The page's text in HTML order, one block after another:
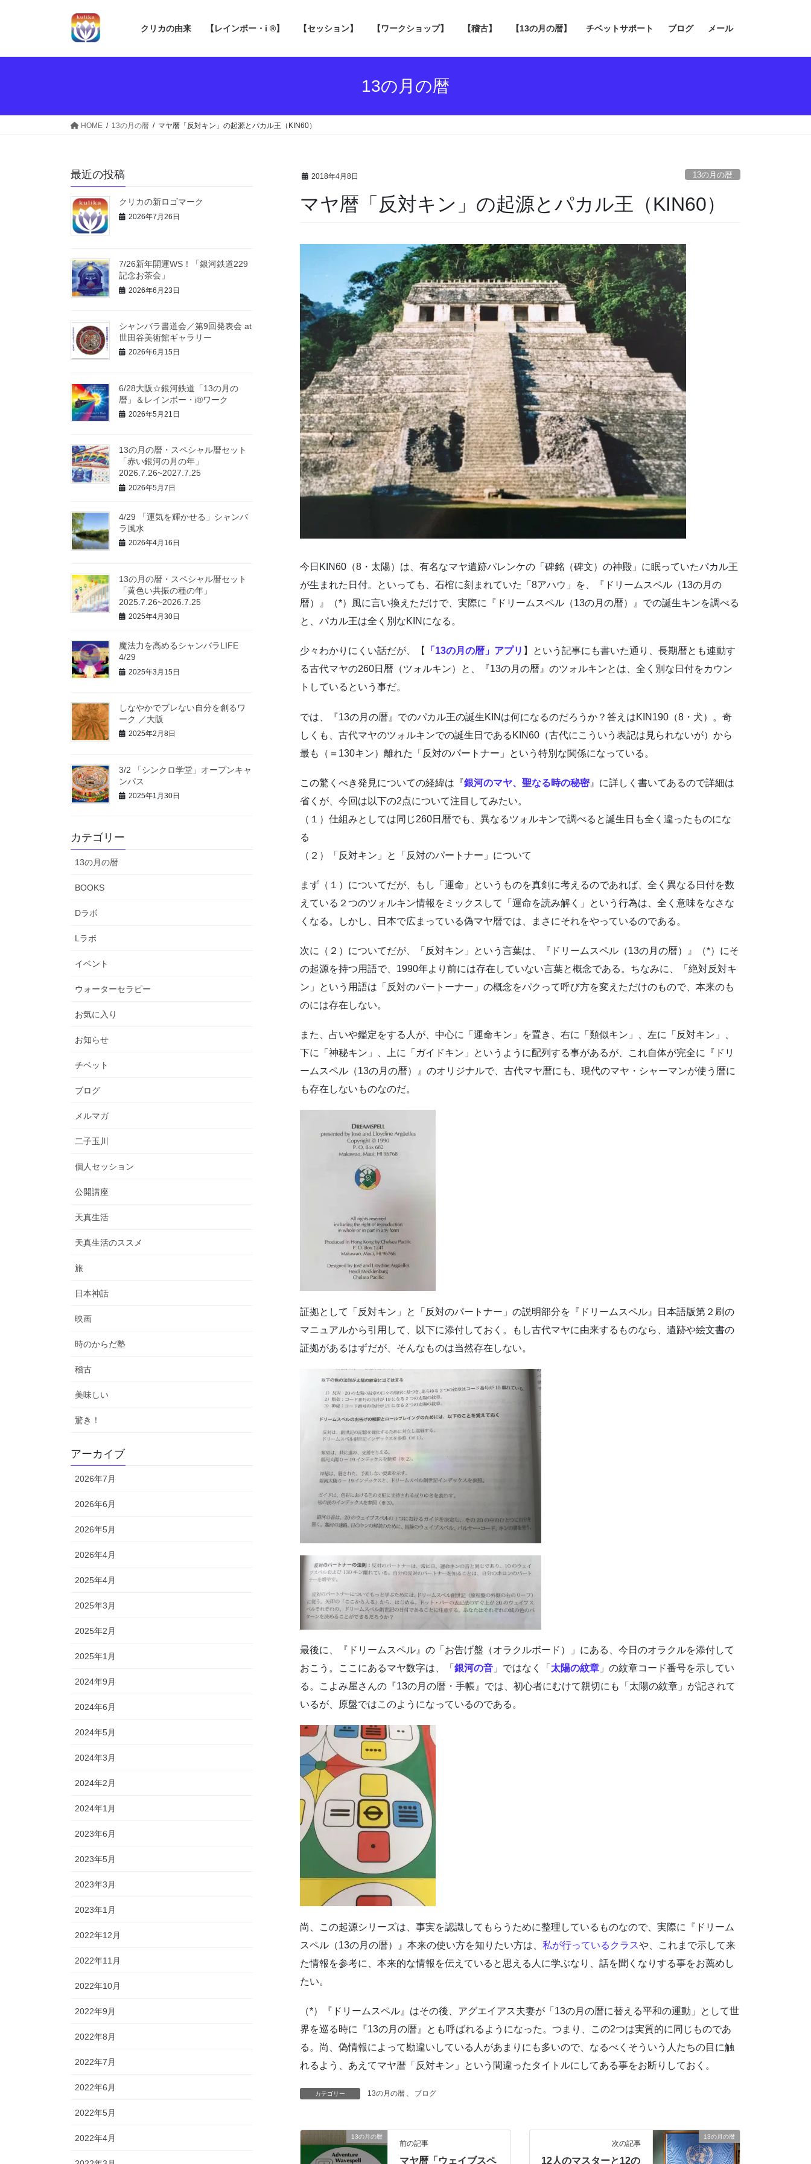
クリカの由来 【レインボー・i ®】 【セッション】 【ワークショップ】 【稽古】 【13の月の暦】 チベットサポート ブログ メール
13の月の暦
HOME 13の月の暦 マヤ暦「反対キン」の起源とパカル王（KIN60）
2018年4月8日 13の月の暦
マヤ暦「反対キン」の起源とパカル王（KIN60）
今日KIN60（8・太陽）は、有名なマヤ遺跡パレンケの「碑銘（碑文）の神殿」に眠っていたパカル王
が生まれた日付。といっても、石棺に刻まれていた「8アハウ」を、『ドリームスペル（13の月の
暦）』（*）風に言い換えただけで、実際に『ドリームスペル（13の月の暦）』での誕生キンを調べる
と、パカル王は全く別なKINになる。
少々わかりにくい話だが、【 「13の月の暦」アプリ 】という記事にも書いた通り、長期暦とも連動す
る古代マヤの260日暦（ツォルキン）と、『13の月の暦』のツォルキンとは、全く別な日付をカウン
トしているという事だ。
では、『13の月の暦』でのパカル王の誕生KINは何になるのだろうか？答えはKIN190（8・犬）。奇
しくも、古代マヤのツォルキンでの誕生日であるKIN60（古代にこういう表記は見られないが）から
最も（＝130キン）離れた「反対のパートナー」という特別な関係になっている。
この驚くべき発見についての経緯は『銀河のマヤ、聖なる時の秘密』に詳しく書いてあるので詳細は
省くが、今回は以下の2点について注目してみたい。
（１）仕組みとしては同じ260日暦でも、異なるツォルキンで調べると誕生日も全く違ったものにな
る
（２）「反対キン」と「反対のパートナー」について
まず（１）についてだが、もし「運命」というものを真剣に考えるのであれば、全く異なる日付を数
えている２つのツォルキン情報をミックスして「運命を読み解く」という行為は、全く意味をなさな
くなる。しかし、日本で広まっている偽マヤ暦では、まさにそれをやっているのである。
次に（２）についてだが、「反対キン」という言葉は、『ドリームスペル（13の月の暦）』（*）にそ
の起源を持つ用語で、1990年より前には存在していない言葉と概念である。ちなみに、「絶対反対キ
ン」という用語は「反対のパートーナー」の概念をパクって呼び方を変えただけのもので、本来のも
のには存在しない。
また、占いや鑑定をする人が、中心に「運命キン」を置き、右に「類似キン」、左に「反対キン」、
下に「神秘キン」、上に「ガイドキン」というように配列する事があるが、これ自体が完全に『ドリ
ームスペル（13の月の暦）』のオリジナルで、古代マヤ暦にも、現代のマヤ・シャーマンが使う暦に
も存在しないものなのだ。
証拠として「反対キン」と「反対のパートナー」の説明部分を『ドリームスペル』日本語版第２刷の
マニュアルから引用して、以下に添付しておく。もし古代マヤに由来するものなら、遺跡や絵文書の
証拠があるはずだが、そんなものは当然存在しない。
最後に、『ドリームスペル』の「お告げ盤（オラクルボード）」にある、今日のオラクルを添付して
おこう。ここにあるマヤ数字は、「 銀河の音 」ではなく「 太陽の紋章 」の紋章コード番号を示してい
る。こよみ屋さんの『13の月の暦・手帳』では、初心者にむけて親切にも「太陽の紋章」が記されて
いるが、原盤ではこのようになっているのである。
尚、この起源シリーズは、事実を認識してもらうために整理しているものなので、実際に『ドリーム
スペル（13の月の暦）』本来の使い方を知りたい方は、 私が行っているクラスや、これまで示して来
た情報を参考に、本来的な情報を伝えていると思える人に学ぶなり、話を聞くなりする事をお薦めし
たい。
（*）『ドリームスペル』はその後、アグエイアス夫妻が「13の月の暦に替える平和の運動」として世
界を巡る時に『13の月の暦』とも呼ばれるようになった。つまり、この2つは実質的に同じものであ
る。尚、偽情報によって勘違いしている人があまりにも多いので、なるべくそういう人たちの目に触
れるよう、あえてマヤ暦「反対キン」という間違ったタイトルにしてある事をお断りしておく。
カテゴリー 13の月の暦 、 ブログ
13の月の暦
前の記事
マヤ暦「ウェイブスペ
13の月の暦
次の記事
12人のマスターと12の
最近の投稿
クリカの新ロゴマーク
2026年7月26日
7/26新年開運WS！「銀河鉄道229
記念お茶会」
2026年6月23日
シャンバラ書道会／第9回発表会 at
世田谷美術館ギャラリー
2026年6月15日
6/28大阪☆銀河鉄道「13の月の
暦」＆レインボー・i®ワーク
2026年5月21日
13の月の暦・スペシャル暦セット
「赤い銀河の月の年」
2026.7.26~2027.7.25
2026年5月7日
4/29 「運気を輝かせる」シャンバ
ラ風水
2026年4月16日
13の月の暦・スペシャル暦セット
「黄色い共振の種の年」
2025.7.26~2026.7.25
2025年4月30日
魔法力を高めるシャンバラLIFE
4/29
2025年3月15日
しなやかでブレない自分を創るワ
ーク ／大阪
2025年2月8日
3/2 「シンクロ学堂」オープンキャ
ンパス
2025年1月30日
カテゴリー
13の月の暦
BOOKS
Dラボ
Lラボ
イベント
ウォーターセラピー
お気に入り
お知らせ
チベット
ブログ
メルマガ
二子玉川
個人セッション
公開講座
天真生活
天真生活のススメ
旅
日本神話
映画
時のからだ塾
稽古
美味しい
驚き！
アーカイブ
2026年7月
2026年6月
2026年5月
2026年4月
2025年4月
2025年3月
2025年2月
2025年1月
2024年9月
2024年6月
2024年5月
2024年3月
2024年2月
2024年1月
2023年6月
2023年5月
2023年3月
2023年1月
2022年12月
2022年11月
2022年10月
2022年9月
2022年8月
2022年7月
2022年6月
2022年5月
2022年4月